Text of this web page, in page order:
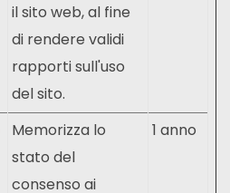
il sito web, al fine
di rendere validi
rapporti sull'uso
del sito.
Memorizza lo
stato del
consenso ai
1 anno